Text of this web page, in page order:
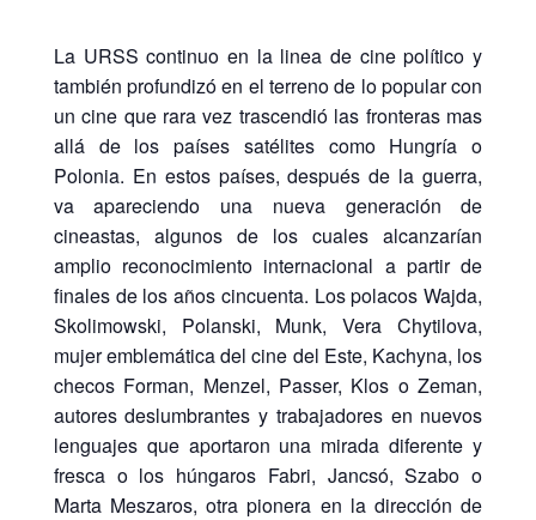
La URSS continuo en la linea de cine político y
también profundizó en el terreno de lo popular con
un cine que rara vez trascendió las fronteras mas
allá de los países satélites como Hungría o
Polonia. En estos países, después de la guerra,
va apareciendo una nueva generación de
cineastas, algunos de los cuales alcanzarían
amplio reconocimiento internacional a partir de
finales de los años cincuenta. Los polacos Wajda,
Skolimowski, Polanski, Munk, Vera Chytilova,
mujer emblemática del cine del Este, Kachyna, los
checos Forman, Menzel, Passer, Klos o Zeman,
autores deslumbrantes y trabajadores en nuevos
lenguajes que aportaron una mirada diferente y
fresca o los húngaros Fabri, Jancsó, Szabo o
Marta Meszaros, otra pionera en la dirección de